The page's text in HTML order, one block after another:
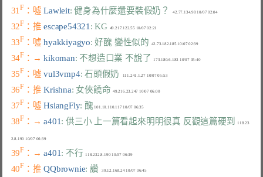
31F ：噓 Lawleit: 健身為什麼還要裝假奶？
32F ：推 escape54321 : KG
33F ：噓 hyakkiyagyo: 好醜 變性似的
34F ：→ kikoman: 不想造口業 不說了
  173.180.6.183 10/07 05:40
35F ：噓 vul3vmp4: 石頭假奶
   111.241.1.27 10/07 05:53
36F ：推 Krishna: 女俠饒命
  49.216.23.247 10/07 06:00
37F ：噓 HsiangFly: 醜 101.10.110.117 10/07 06:35
38F ：→ a401: 供三小 上一篇看起來明明很真 反觀這篇硬到
  118.23
2.8.190 10/07 06:39
39F ：→ a401: 不行
  118.232.8.190 10/07 06:39
40F ：推 QQbrownie: 讚
   39.12.168.24 10/07 06:45